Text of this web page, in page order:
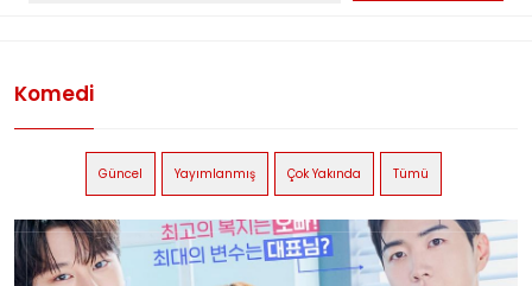
Komedi
Güncel Yayımlanmış Çok Yakında Tümü